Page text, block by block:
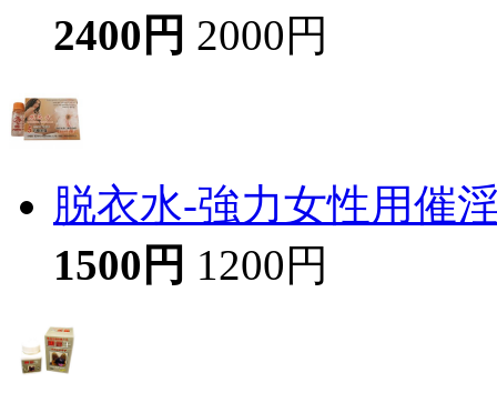
2400円 2000円
脱衣水-強力女性用催
1500円 1200円